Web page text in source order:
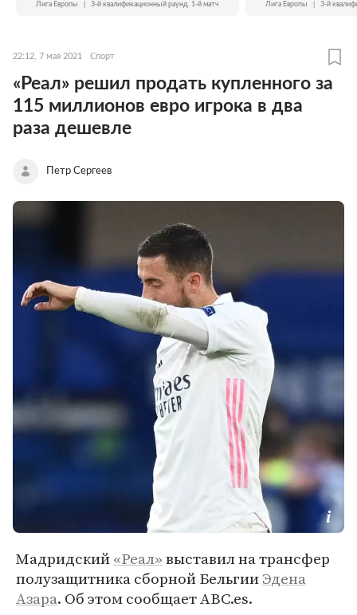
Лига Европы 3-й квалификационный раунд. 1-й матч Лига Европы 3-й
22:12, 7 мая 2021 Спорт
«Реал» решил продать купленного за
115 миллионов евро игрока в два
раза дешевле
Петр Сергеев
Мадридский«Реал»выставил на трансфер
полузащитника сборной БельгииЭдена
Азара. Об этом сообщает ABC.es.